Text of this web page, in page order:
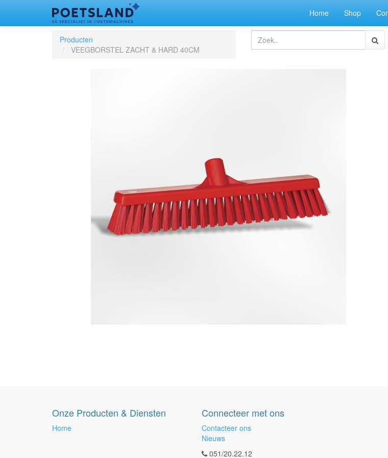
Home Shop
Producten
VEEGBORSTEL ZACHT & HARD 40CM
Onze Producten & Diensten
Home
Connecteer met ons
Contacteer ons
Nieuws
051/20.22.12